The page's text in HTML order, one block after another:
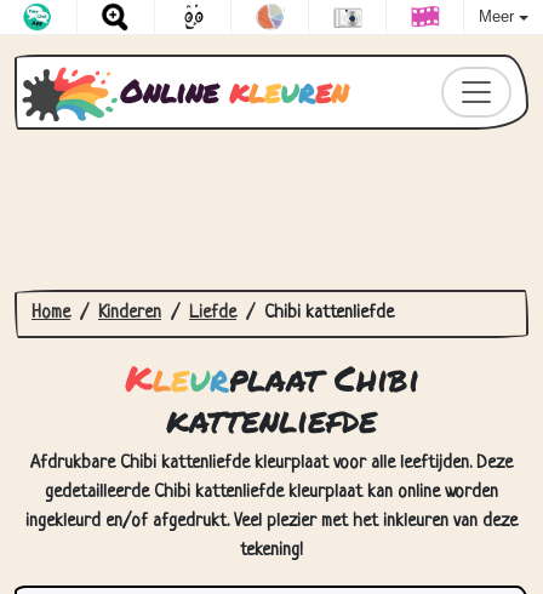
Meer
Online kleuren
Kleurplaat Chibi
kattenliefde
gedetailleerde Chibi kattenliefde kleurplaat kan online worden
ingekleurd en/of afgedrukt. Veel plezier met het inkleuren van deze
tekening!
Hoe Kleurplaat Chibi kattenliefde